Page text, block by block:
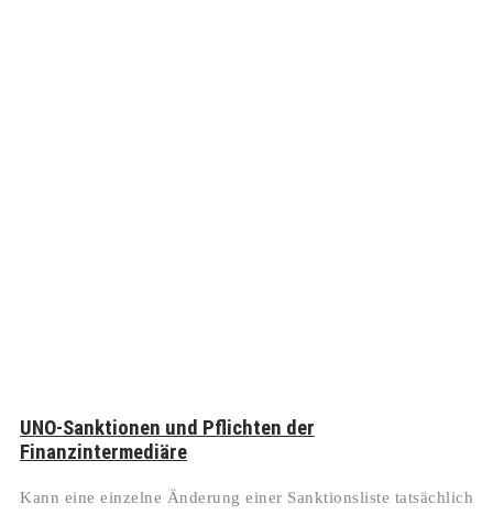
UNO-Sanktionen und Pflichten der
Finanzintermediäre
Kann eine einzelne Änderung einer Sanktionsliste tatsächlich